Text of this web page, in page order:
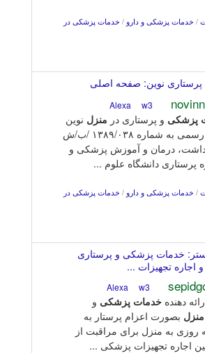
/ خدمات پزشکی و دارو / خدمات پزشکی در
نوین: صفحه اصلی
w3
پزشکی و پرستاری در منزل نوین
دارای مجوز رسمی به شماره ۱۳۸۹/۰۳۸ /ب/ش
درمان و آموزش پزشکی و
پرستاری دانشگاه علوم ...
/ خدمات پزشکی و دارو / خدمات پزشکی در
خدمات پزشکی و پرستاری
اجاره تجهیزات ...
w3
دهنده خدمات پزشکی و
منزل بصورت اعزام پرستار به
به منزل برای مراقبت از
اجاره تجهیزات پزشکی ...